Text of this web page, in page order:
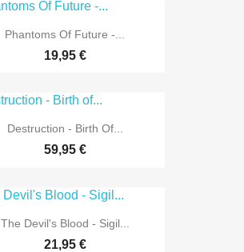
Phantoms Of Future -...
19,95 €
Destruction - Birth Of...
59,95 €
The Devil's Blood - Sigil...
21,95 €